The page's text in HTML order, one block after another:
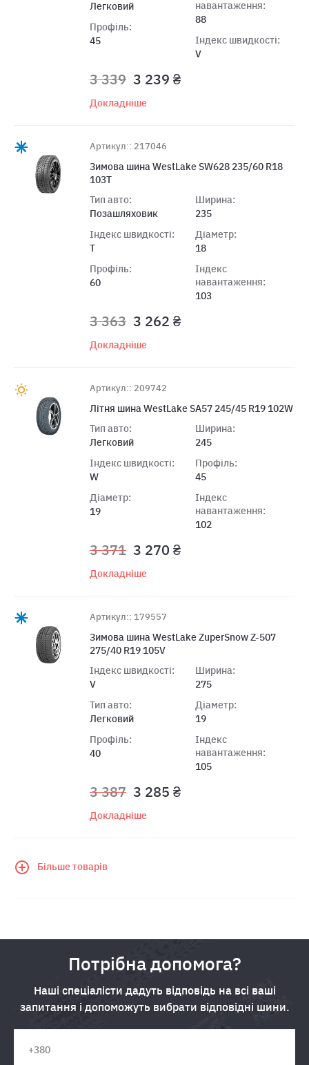
Легковий
Профіль:
45
навантаження:
88
Індекс швидкості:
V
3 339 3 239 ₴
Докладніше
Артикул:: 217046
Зимова шина WestLake SW628 235/60 R18
103T
Тип авто:
Позашляховик
Індекс швидкості:
T
Профіль:
60
Ширина:
235
Діаметр:
18
Індекс
навантаження:
103
3 363 3 262 ₴
Докладніше
Артикул:: 209742
Літня шина WestLake SA57 245/45 R19 102W
Тип авто:
Легковий
Індекс швидкості:
W
Діаметр:
19
Ширина:
245
Профіль:
45
Індекс
навантаження:
102
3 371 3 270 ₴
Докладніше
Артикул:: 179557
Зимова шина WestLake ZuperSnow Z-507
275/40 R19 105V
Індекс швидкості:
V
Тип авто:
Легковий
Профіль:
40
Ширина:
275
Діаметр:
19
Індекс
навантаження:
105
3 387 3 285 ₴
Докладніше
Більше товарів
Потрібна допомога?
Наші спеціалісти дадуть відповідь на всі ваші
запитання і допоможуть вибрати відповідні шини.